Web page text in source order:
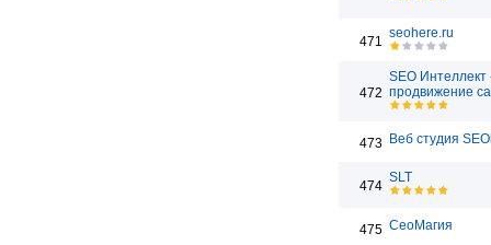
471
seohere.ru
472
SEO Интеллект
продвижение
473 Веб студия
474
SLT
475 СеоМагия